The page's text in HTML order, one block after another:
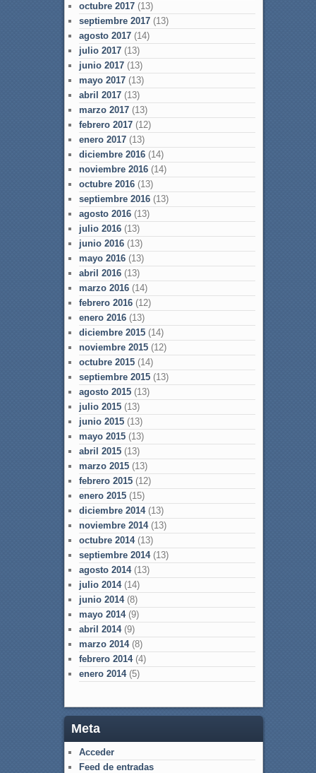
octubre 2017(13)
septiembre 2017(13)
agosto 2017(14)
julio 2017(13)
junio 2017(13)
mayo 2017(13)
abril 2017(13)
marzo 2017(13)
febrero 2017(12)
enero 2017(13)
diciembre 2016(14)
noviembre 2016(14)
octubre 2016(13)
septiembre 2016(13)
agosto 2016(13)
julio 2016(13)
junio 2016(13)
mayo 2016(13)
abril 2016(13)
marzo 2016(14)
febrero 2016(12)
enero 2016(13)
diciembre 2015(14)
noviembre 2015(12)
octubre 2015(14)
septiembre 2015(13)
agosto 2015(13)
julio 2015(13)
junio 2015(13)
mayo 2015(13)
abril 2015(13)
marzo 2015(13)
febrero 2015(12)
enero 2015(15)
diciembre 2014(13)
noviembre 2014(13)
octubre 2014(13)
septiembre 2014(13)
agosto 2014(13)
julio 2014(14)
junio 2014(8)
mayo 2014(9)
abril 2014(9)
marzo 2014(8)
febrero 2014(4)
enero 2014(5)
Meta
Acceder
Feed de entradas